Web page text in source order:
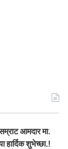
आमदार मा.
हार्दिक शुभेच्छा.!